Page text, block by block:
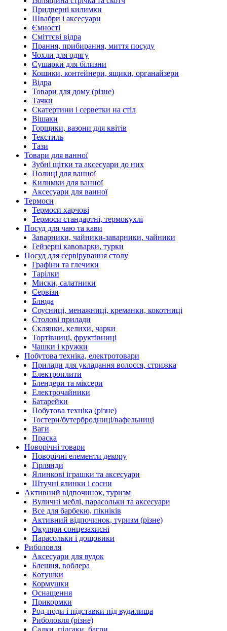
Придверні килимки
Швабри і аксесуари
Ємності
Сміттєві відра
Прання, прибирання, миття посуду
Чохли для одягу
Сушарки для білизни
Кошики, контейнери, ящики, органайзери
Відра
Товари для дому (різне)
Тачки
Скатертини і серветки на стіл
Вішаки
Горщики, вазони для квітів
Текстиль
Тази
Товари для ванної
Зубні щітки та аксесуари до них
Полиці для ванної
Килимки для ванної
Аксесуари для ванної
Термоси
Термоси харчові
Термоси стандартні, термокухлі
Посуд для чаю та кави
Заварники, чайники-заварники, чайники
Гейзерні кавоварки, турки
Посуд для сервірування столу
Графіни та глечики
Тарілки
Миски, салатники
Сервізи
Блюда
Соусниці, менажниці, креманки, кокотниці
Столові прилади
Склянки, келихи, чарки
Тортівниці, фруктівниці
Чашки і кружки
Побутова техніка, електротовари
Прилади для укладання волосся, стрижка
Електроплити
Блендери та міксери
Електрочайники
Батарейки
Побутова техніка (різне)
Тостери/бутербродниці/вафельниці
Ваги
Праска
Новорічні товари
Новорічні елементи декору
Гірлянди
Ялинкові іграшки та аксесуари
Штучні ялинки і сосни
Активний відпочинок, туризм
Вуличні меблі, парасольки та аксесуари
Все для барбекю, пікніків
Активний відпочинок, туризм (різне)
Окуляри сонцезахисні
Парасольки і дощовики
Риболовля
Аксесуари для вудок
Блешня, воблера
Котушки
Кормушки
Оснащення
Прикормки
Род-поди і підставки під вудилища
Риболовля (різне)
Садки, підсаки, багри